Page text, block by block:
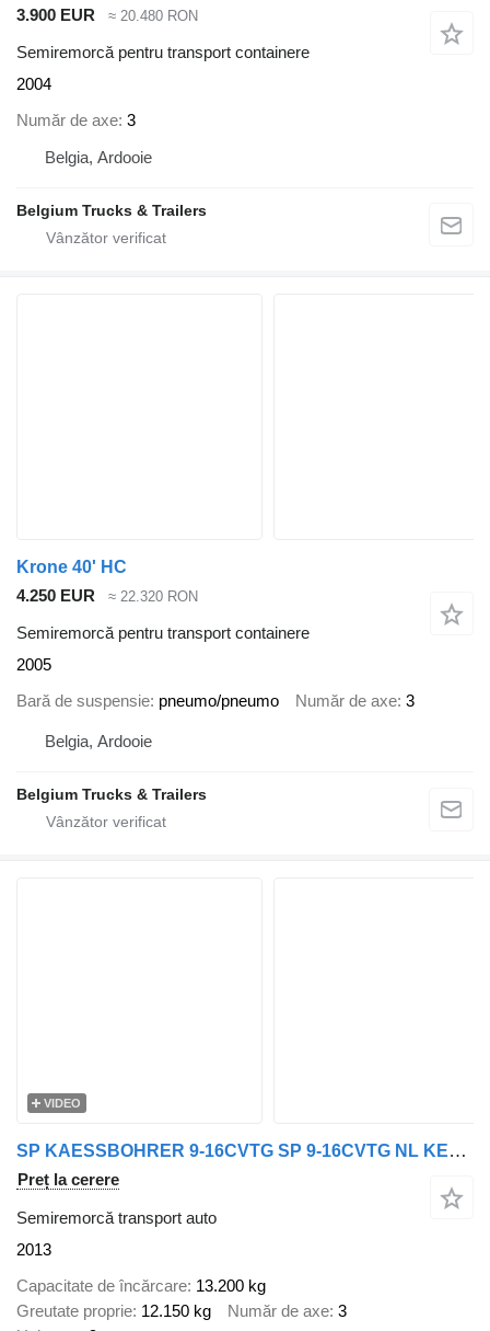
3.900 EUR
≈ 20.480 RON
Semiremorcă pentru transport containere
2004
Număr de axe 3
Belgia, Ardooie
Belgium Trucks & Trailers
Krone 40' HC
4.250 EUR
≈ 22.320 RON
Semiremorcă pentru transport containere
2005
Bară de suspensie pneumo/pneumo Număr de axe 3
Belgia, Ardooie
Belgium Trucks & Trailers
VIDEO
SP KAESSBOHRER 9-16CVTG SP 9-16CVTG NL KENTEKEN
Preț la cerere
Semiremorcă transport auto
2013
Capacitate de încărcare 13.200 kg
Greutate proprie 12.150 kg Număr de axe 3